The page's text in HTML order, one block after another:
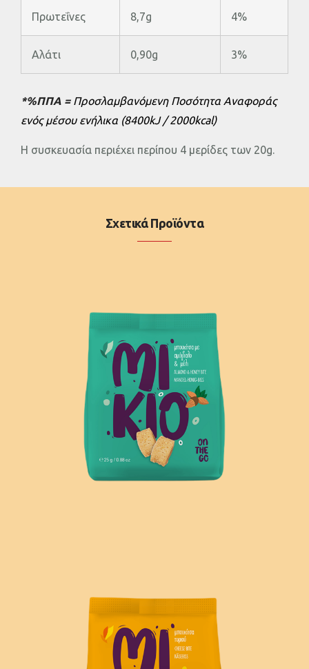
Πρωτεΐνες 8,7g 4%
Αλάτι 0,90g 3%
*%ΠΠΑ = Προσλαμβανόμενη Ποσότητα Αναφοράς
ενός μέσου ενήλικα (8400kJ / 2000kcal)
H συσκευασία περιέχει περίπου 4 μερίδες των 20g.
Σχετικά Προϊόντα